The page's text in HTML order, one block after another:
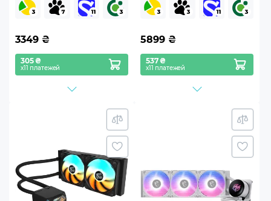
LE240 V2 (R-LE240-
BKAMMC-G-2)
3349 ₴
305 ₴
х11 платежей
CORELIQUID I240 WHITE
5899 ₴
537 ₴
х11 платежей